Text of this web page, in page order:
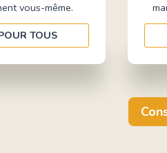
vous-même.
TOUS